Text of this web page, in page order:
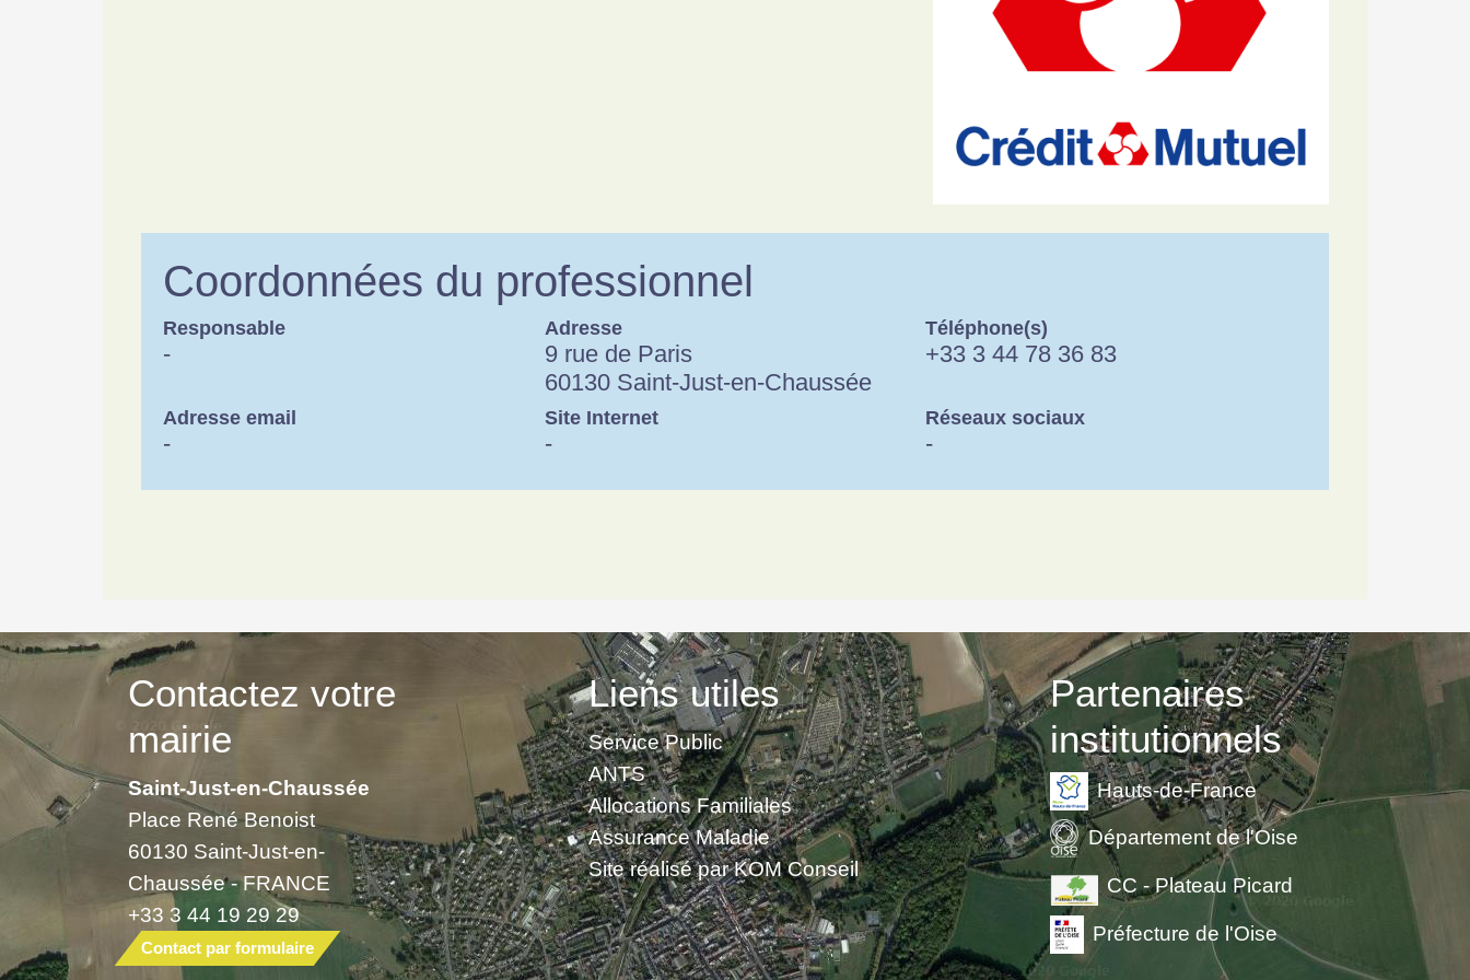
Coordonnées du professionnel
Responsable
-
Adresse
9 rue de Paris
60130 Saint-Just-en-Chaussée
Téléphone(s)
+33 3 44 78 36 83
Adresse email
-
Site Internet
-
Réseaux sociaux
-
Contactez votre
mairie
Saint-Just-en-Chaussée
Place René Benoist
60130 Saint-Just-en-
Chaussée - FRANCE
+33 3 44 19 29 29
Contact par formulaire
Liens utiles
Service Public
ANTS
Allocations Familiales
Assurance Maladie
Site réalisé par KOM Conseil
Partenaires
institutionnels
Hauts-de-France
Département de l'Oise
CC - Plateau Picard
Préfecture de l'Oise